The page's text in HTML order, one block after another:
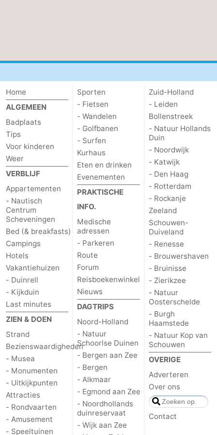
Oosterschelde
Burgh
Haamstede
-
Natuur
Kop
van
Schouwen
Weer
Contact
Home
ALGEMEEN
Badplaats
Tips
Voor kinderen
Weer
VERBLIJF
Appartementen
- Nautisch
Centrum
Scheveningen
Bed (& breakfasts)
Campings
Hotels
Vakantiehuizen
- Duinrell
- Kijkduin
Last minutes
ZIEN & DOEN
Strand
Bezienswaardigheden
- Musea
- Monumenten
- Uitkijkpunten
Attracties
- Rondvaarten
- Amusement
- Speeltuinen
Sporten
- Fietsen
- Wandelen
- Golfbanen
- Surfen
Kurhaus
Eten en drinken
Evenementen
PRAKTISCHE
INFO.
Medische
adressen
- Parkeren
Route
Forum
Reisboekenwinkel
Nieuws
DAGTRIPS
Noord-Holland
- Natuur
Schoorlse Duinen
- Bergen aan Zee
- Bergen
- Alkmaar
- Egmond aan Zee
- Noordhollands
duinreservaat
- Wijk aan Zee
Zuid-Holland
- Leiden
Bollenstreek
- Natuur Hollands
Duin
- Noordwijk
- Katwijk
- Den Haag
- Rotterdam
- Rockanje
Zeeland
Schouwen-
Duiveland
- Renesse
- Brouwershaven
- Bruinisse
- Zierikzee
- Natuur
Oosterschelde
- Burgh
Haamstede
- Natuur Kop van
Schouwen
OVERIGE
Adverteren
Over ons
Contact